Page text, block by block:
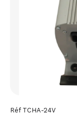
Réf TCHA-24V